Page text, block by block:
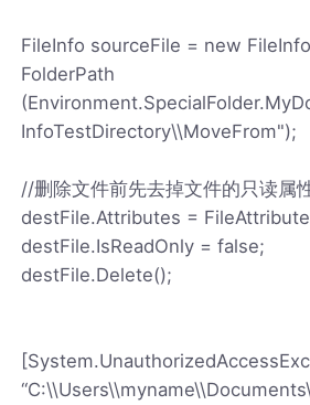
FileInfo sourceFile = new
FolderPath
InfoTestDirectory\\MoveFrom");
//删除文件前先去掉文件的只读属
destFile.Attributes =
destFile.IsReadOnly = false;
destFile.Delete();